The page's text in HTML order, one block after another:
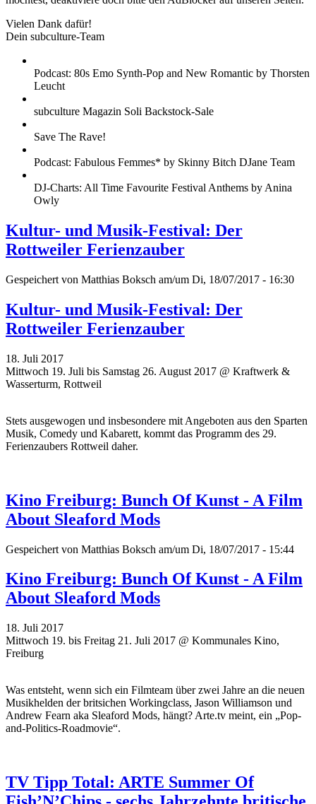
Vielen Dank dafür!
Dein subculture-Team
Podcast: 80s Emo Synth-Pop and New Romantic by Thorsten
Leucht
subculture Magazin Soli Backstock-Sale
Save The Rave!
Podcast: Fabulous Femmes* by Skinny Bitch DJane Team
DJ-Charts: All Time Favourite Festival Anthems by Anina
Owly
Kultur- und Musik-Festival: Der
Rottweiler Ferienzauber
Gespeichert von Matthias Boksch am/um Di, 18/07/2017 - 16:30
Kultur- und Musik-Festival: Der
Rottweiler Ferienzauber
18. Juli 2017
Mittwoch 19. Juli bis Samstag 26. August 2017 @ Kraftwerk &
Wasserturm, Rottweil
Stets ausgewogen und insbesondere mit Angeboten aus den Sparten
Musik, Comedy und Kabarett, kommt das Programm des 29.
Ferienzaubers Rottweil daher.
Kino Freiburg: Bunch Of Kunst - A Film
About Sleaford Mods
Gespeichert von Matthias Boksch am/um Di, 18/07/2017 - 15:44
Kino Freiburg: Bunch Of Kunst - A Film
About Sleaford Mods
18. Juli 2017
Mittwoch 19. bis Freitag 21. Juli 2017 @ Kommunales Kino,
Freiburg
Was entsteht, wenn sich ein Filmteam über zwei Jahre an die neuen
Musikhelden der britsichen Workingclass, Jason Williamson und
Andrew Fearn aka Sleaford Mods, hängt? Arte.tv meint, ein „Pop-
and-Politics-Roadmovie“.
TV Tipp Total: ARTE Summer Of